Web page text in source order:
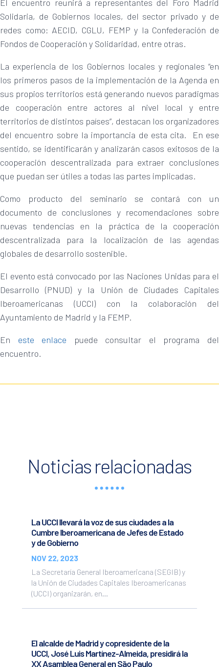
El encuentro reunirá a representantes del Foro Madrid
Solidaria, de Gobiernos locales, del sector privado y de
redes como: AECID, CGLU, FEMP y la Confederación de
Fondos de Cooperación y Solidaridad, entre otras.
La experiencia de los Gobiernos locales y regionales “en
los primeros pasos de la implementación de la Agenda en
sus propios territorios está generando nuevos paradigmas
de cooperación entre actores al nivel local y entre
territorios de distintos países”, destacan los organizadores
del encuentro sobre la importancia de esta cita. En ese
sentido, se identificarán y analizarán casos exitosos de la
cooperación descentralizada para extraer conclusiones
que puedan ser útiles a todas las partes implicadas.
Como producto del seminario se contará con un
documento de conclusiones y recomendaciones sobre
nuevas tendencias en la práctica de la cooperación
descentralizada para la localización de las agendas
globales de desarrollo sostenible.
El evento está convocado por las Naciones Unidas para el
Desarrollo (PNUD) y la Unión de Ciudades Capitales
Iberoamericanas (UCCI) con la colaboración del
Ayuntamiento de Madrid y la FEMP.
En este enlace puede consultar el programa del
encuentro.
Noticias relacionadas
La UCCI llevará la voz de sus ciudades a la
Cumbre Iberoamericana de Jefes de Estado
y de Gobierno
NOV 22, 2023
La Secretaría General Iberoamericana (SEGIB) y
la Unión de Ciudades Capitales Iberoamericanas
(UCCI) organizarán, en...
El alcalde de Madrid y copresidente de la
UCCI, José Luis Martínez-Almeida, presidirá la
XX Asamblea General en São Paulo